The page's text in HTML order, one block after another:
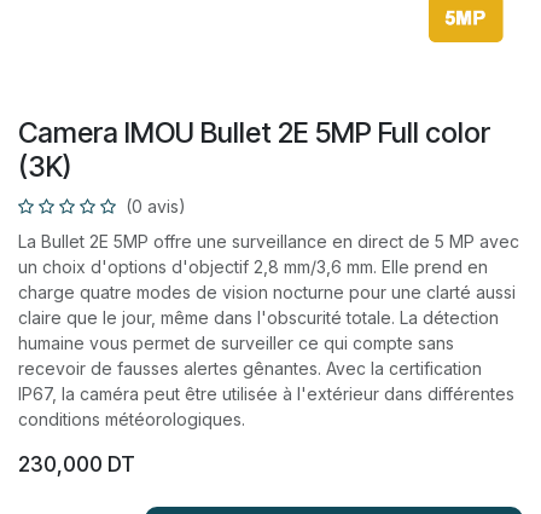
Camera IMOU Bullet 2E 5MP Full color
(3K)
(0 avis)
La Bullet 2E 5MP offre une surveillance en direct de 5 MP avec
un choix d'options d'objectif 2,8 mm/3,6 mm. Elle prend en
charge quatre modes de vision nocturne pour une clarté aussi
claire que le jour, même dans l'obscurité totale. La détection
humaine vous permet de surveiller ce qui compte sans
recevoir de fausses alertes gênantes. Avec la certification
IP67, la caméra peut être utilisée à l'extérieur dans différentes
conditions météorologiques.
230,000 DT